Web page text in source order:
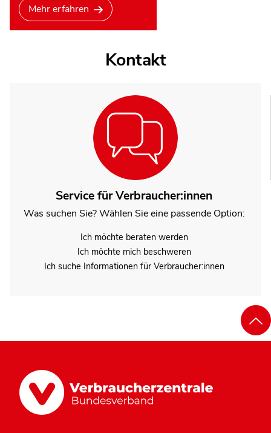
Mehr erfahren
Kontakt
Service für Verbraucher:innen
Was suchen Sie? Wählen Sie eine passende Option:
Ich möchte beraten werden
Ich möchte mich beschweren
Ich suche Informationen für Verbraucher:innen